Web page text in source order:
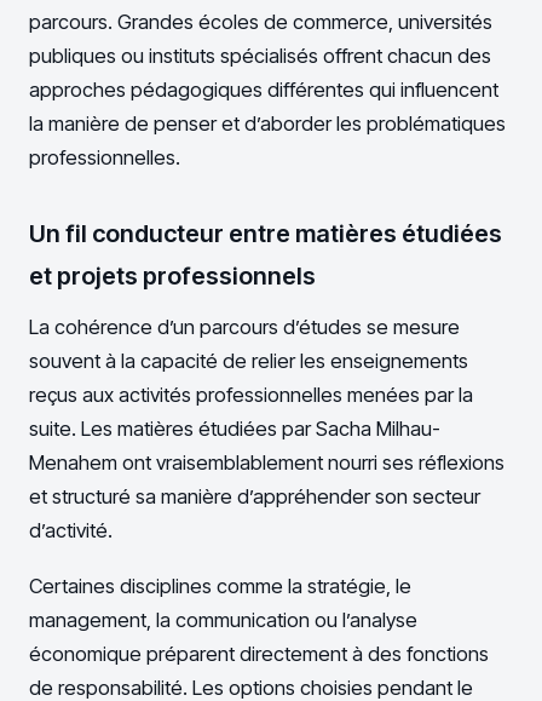
parcours. Grandes écoles de commerce, universités
publiques ou instituts spécialisés offrent chacun des
approches pédagogiques différentes qui influencent
la manière de penser et d’aborder les problématiques
professionnelles.
Un fil conducteur entre matières étudiées
et projets professionnels
La cohérence d’un parcours d’études se mesure
souvent à la capacité de relier les enseignements
reçus aux activités professionnelles menées par la
suite. Les matières étudiées par Sacha Milhau-
Menahem ont vraisemblablement nourri ses réflexions
et structuré sa manière d’appréhender son secteur
d’activité.
Certaines disciplines comme la stratégie, le
management, la communication ou l’analyse
économique préparent directement à des fonctions
de responsabilité. Les options choisies pendant le